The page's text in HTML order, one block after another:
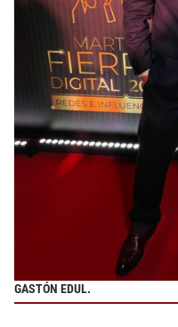
GASTÓN EDUL.